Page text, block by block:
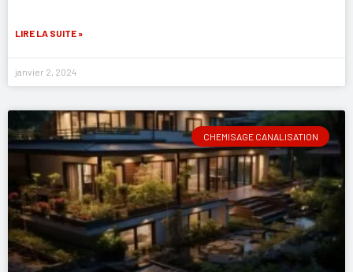
LIRE LA SUITE »
janvier 2, 2024
CHEMISAGE CANALISATION